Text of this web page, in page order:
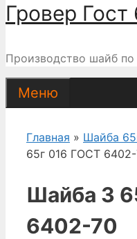
Гровер
Производство шайб
Меню
Главная » Шайба
65г 016 ГОСТ
Шайба 3
6402-70